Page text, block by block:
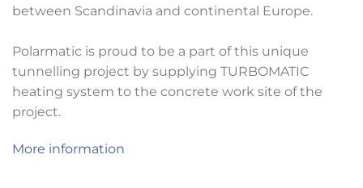
between Scandinavia and continental Europe.
Polarmatic is proud to be a part of this unique
tunnelling project by supplying TURBOMATIC
heating system to the concrete work site of the
project.
More information